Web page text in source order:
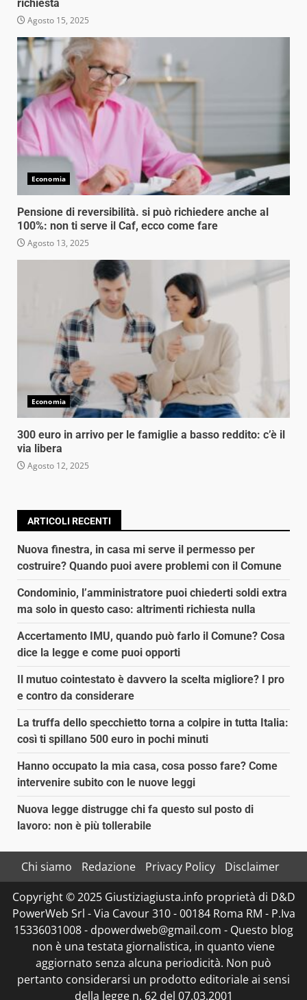
richiesta
Agosto 15, 2025
Economia
Pensione di reversibilità. si può richiedere anche al
100%: non ti serve il Caf, ecco come fare
Agosto 13, 2025
Economia
300 euro in arrivo per le famiglie a basso reddito: c’è il
via libera
Agosto 12, 2025
ARTICOLI RECENTI
Nuova finestra, in casa mi serve il permesso per
costruire? Quando puoi avere problemi con il Comune
Condominio, l’amministratore puoi chiederti soldi extra
ma solo in questo caso: altrimenti richiesta nulla
Accertamento IMU, quando può farlo il Comune? Cosa
dice la legge e come puoi opporti
Il mutuo cointestato è davvero la scelta migliore? I pro
e contro da considerare
La truffa dello specchietto torna a colpire in tutta Italia:
così ti spillano 500 euro in pochi minuti
Hanno occupato la mia casa, cosa posso fare? Come
intervenire subito con le nuove leggi
Nuova legge distrugge chi fa questo sul posto di
lavoro: non è più tollerabile
Chi siamo Redazione Privacy Policy
Disclaimer
Copyright © 2025 Giustiziagiusta.info proprietà di D&D
PowerWeb Srl - Via Cavour 310 - 00184 Roma RM - P.Iva
15336031008 - dpowerdweb@gmail.com - Questo blog
non è una testata giornalistica, in quanto viene
aggiornato senza alcuna periodicità. Non può
pertanto considerarsi un prodotto editoriale ai sensi
della legge n. 62 del 07.03.2001